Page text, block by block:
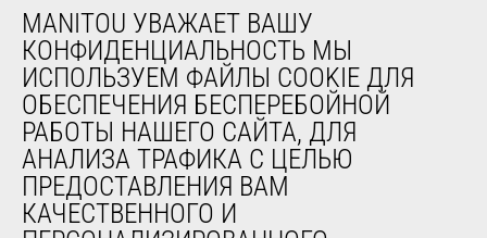
Финансирование
Продленная гарантия
Контракты на техническое обслуживание
Запасные части
Система удаленного мониторинга
Программное обеспечение для диагностики и
обслуживания
Обучение
Подержанное оборудование
MANITOU УВАЖАЕТ ВАШУ
КОНФИДЕНЦИАЛЬНОСТЬ МЫ
ИСПОЛЬЗУЕМ ФАЙЛЫ COOKIE ДЛЯ
ОБЕСПЕЧЕНИЯ БЕСПЕРЕБОЙНОЙ
РАБОТЫ НАШЕГО САЙТА, ДЛЯ
АНАЛИЗА ТРАФИКА С ЦЕЛЬЮ
ПРЕДОСТАВЛЕНИЯ ВАМ
КАЧЕСТВЕННОГО И